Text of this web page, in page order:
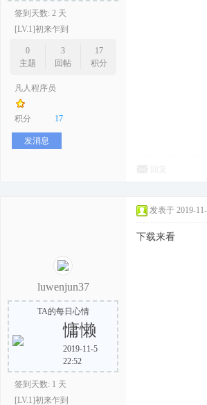
签到天数: 2 天
[LV.1]初来乍到
0
主题
3
回帖
17
积分
凡人程序员
积分 17
发消息
luwenjun37
TA的每日心情
慵懒
2019-11-5
22:52
签到天数: 1 天
[LV.1]初来乍到
发表于 2019-
下载来看